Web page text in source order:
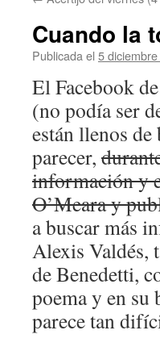
Cuando la
Publicada el 5
El Facebook
(no podía ser
están llenos
parecer,
información y
O’Meara y
a buscar más
Alexis Valdés,
de Benedetti,
poema y en su
parece tan